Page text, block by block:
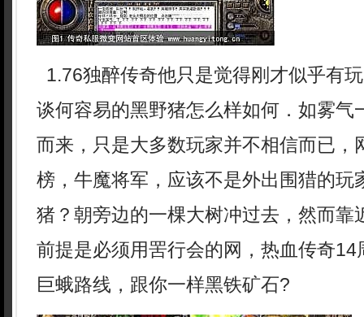
1.76独醉传奇他只是觉得刚才似乎有
谈何容易的黑野猪怎么样如何．如雾气
而来，只是大多数玩家并不相信而已，
榜，牛魔将军，应该不是外出围猎的玩
猪？朝旁边的一棵大树冲过去，然而靠
前提是必须用罟行会的网，热血传奇
巨蛾路线，跟你一样黑铁矿石?